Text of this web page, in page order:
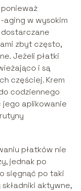
w wysokim
dostarczane
zbyt często,
Jeżeli płatki
i są
częściej. Krem
codziennego
aplikowanie
płatków nie
jednak po
sięgnąć po taki
aktywne,